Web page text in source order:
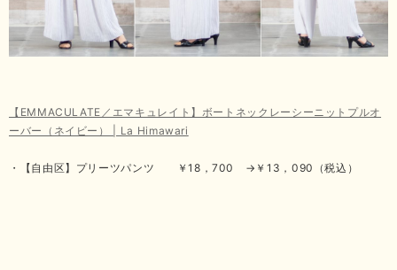
【EMMACULATE／エマキュレイト】ボートネックレーシーニットプルオ
ーバー（ネイビー） | La Himawari
・【自由区】プリーツパンツ ￥18，700 →￥13，090（税込）